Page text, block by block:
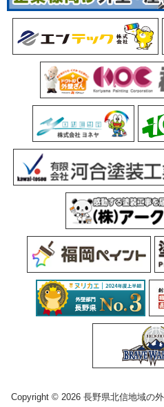
Copyright © 2026 長野県北信地域の